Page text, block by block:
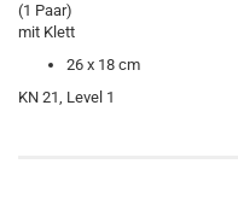
(1 Paar)
mit Klett
26 x 18 cm
KN 21, Level 1